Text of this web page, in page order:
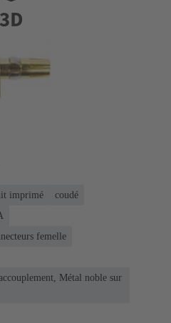
imprimé
coudé
femelle
Métal noble sur